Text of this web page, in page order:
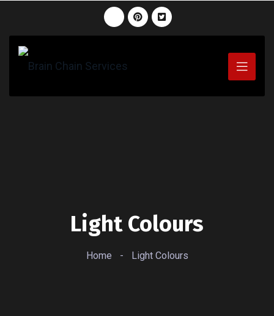
Light Colours
Home - Light Colours